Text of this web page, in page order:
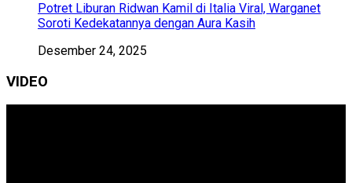
Potret Liburan Ridwan Kamil di Italia Viral, Warganet
Soroti Kedekatannya dengan Aura Kasih
Desember 24, 2025
VIDEO